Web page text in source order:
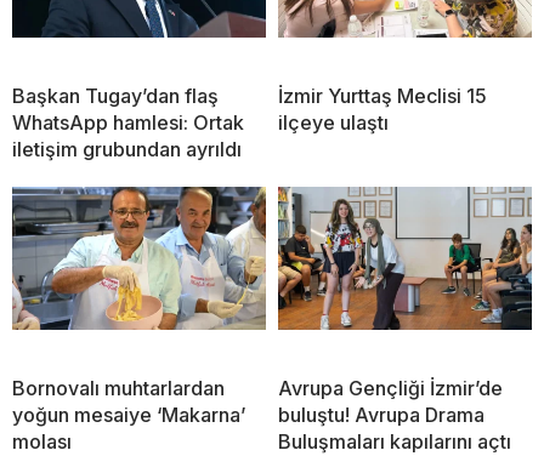
Başkan Tugay’dan flaş
WhatsApp hamlesi: Ortak
iletişim grubundan ayrıldı
İzmir Yurttaş Meclisi 15
ilçeye ulaştı
Bornovalı muhtarlardan
yoğun mesaiye ‘Makarna’
molası
Avrupa Gençliği İzmir’de
buluştu! Avrupa Drama
Buluşmaları kapılarını açtı